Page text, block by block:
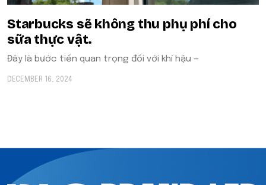
Starbucks sẽ không thu phụ phí cho
sữa thực vật.
Đây là bước tiến quan trọng đối với khí hậu —
DECEMBER 16, 2024